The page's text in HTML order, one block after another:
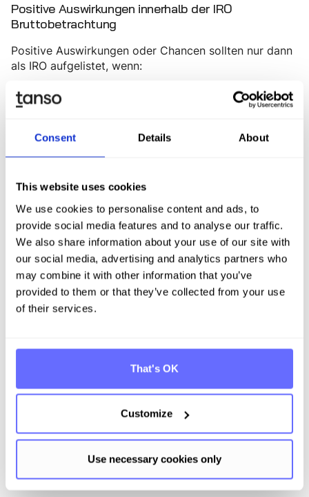
Consent Details About
This website uses cookies
We use cookies to personalise content and ads, to
provide social media features and to analyse our traffic.
We also share information about your use of our site with
our social media, advertising and analytics partners who
may combine it with other information that you’ve
provided to them or that they’ve collected from your use
of their services.
That's OK
Customize
Use necessary cookies only
Positive Auswirkungen innerhalb der IRO
Bruttobetrachtung
Positive Auswirkungen oder Chancen sollten nur dann
als IRO aufgelistet, wenn:
die negative Auswirkung im selben Wirkungsbereich
(falls vorhanden) bereits als IRO gelistet ist
die positive Auswirkung netto positiv ist, sprich
ausgleicht, oder
die positive Auswirkung mehr ist als business as
usual (BAU) ist, sprich mehr als für ein
vergleichbares Unternehmen üblich ist.
“Business as usual" (BAU) kann in verschiedenen
Quellen oder Bezugsgrößen definiert sein. Auf der
Ebene des Gesetzes, bedeutet BAU, dass das
Unternehmen die gesetzlichen
orientiert sich an den durchschnittlichen Praktiken
innerhalb der Branche. Wenn der Länderstandard als
Bezugsgröße genommen wird, passt sich das
Erwartungen an. Alles über oder unter dem BAU
wird als positives bzw. negatives IRO gesehen.
Ergänzung durch Netto-Informationen